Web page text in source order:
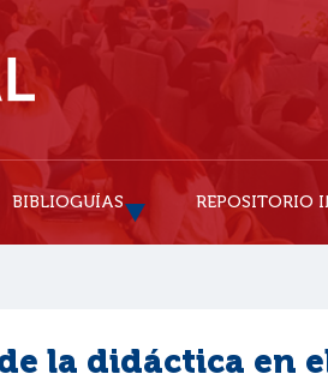
BIBLIOGUÍAS REPOSITORIO
la didáctica en